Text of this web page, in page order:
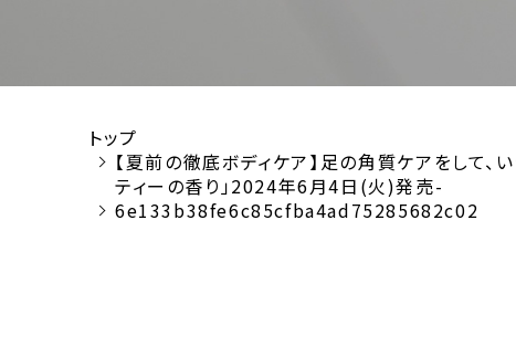
トップ
【夏前の徹底ボディケア】足の角質ケアをして、
ティーの香り」2024年6月4日(火)発売-
6e133b38fe6c85cfba4ad75285682c02